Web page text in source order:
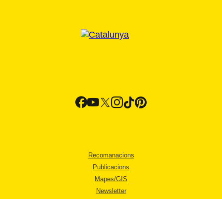
Recomanacions
Publicacions
Mapes/GIS
Newsletter